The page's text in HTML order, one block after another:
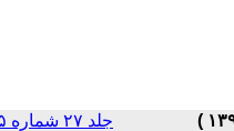
جلد ۲۷ شماره ۵ صفحات ۴۱۰-۴۰۲